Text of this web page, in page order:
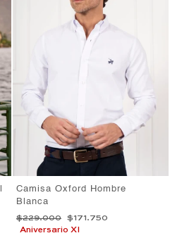
Camisa Oxford Hombre
Blanca
Precio
habitual
$229.000
Precio
de
$171.750
Aniversario XI